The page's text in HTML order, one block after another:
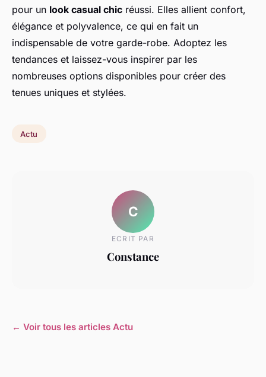
pour un look casual chic réussi. Elles allient confort,
élégance et polyvalence, ce qui en fait un
indispensable de votre garde-robe. Adoptez les
tendances et laissez-vous inspirer par les
nombreuses options disponibles pour créer des
tenues uniques et stylées.
Actu
C
ECRIT PAR
Constance
← Voir tous les articles Actu